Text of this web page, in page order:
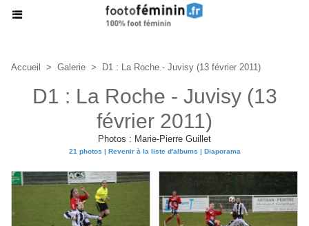
Accueil > Galerie > D1 : La Roche - Juvisy (13 février 2011)
D1 : La Roche - Juvisy (13
février 2011)
Photos : Marie-Pierre Guillet
21 photos | Revenir à la liste d'albums | Diaporama